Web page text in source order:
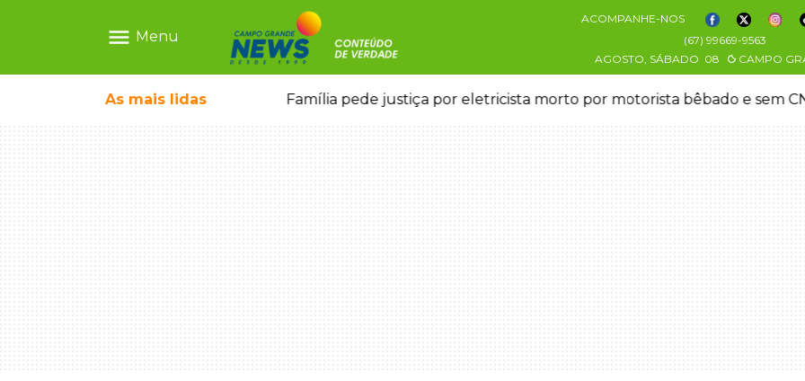
menu Menu
ACOMPANHE-NOS
(67) 99669-9563
AGOSTO, SÁBADO 08 CAMPO
As mais lidas
ligada a laboratório ilegal Família pede justiça por eletricista morto por motorista bêbado e sem